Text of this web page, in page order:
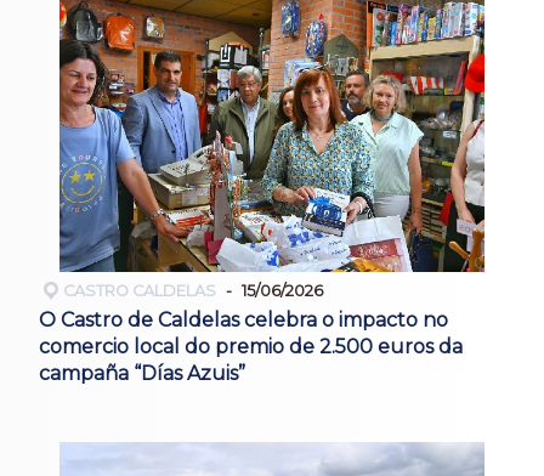
CASTRO CALDELAS 15/06/2026
O Castro de Caldelas celebra o impacto no
comercio local do premio de 2.500 euros da
campaña “Días Azuis”